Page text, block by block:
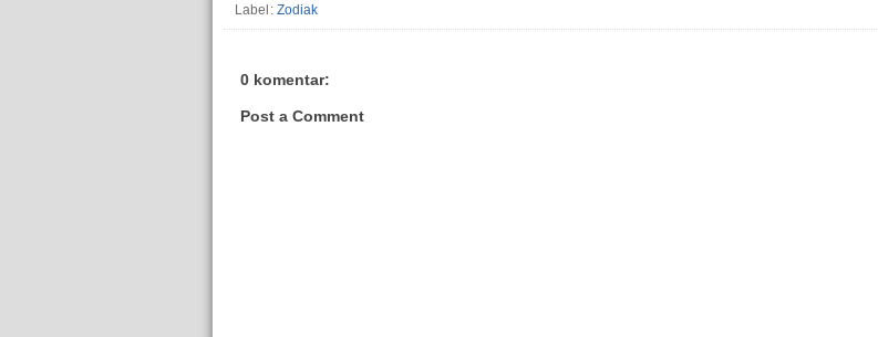
Label: Zodiak
0 komentar:
Post a Comment